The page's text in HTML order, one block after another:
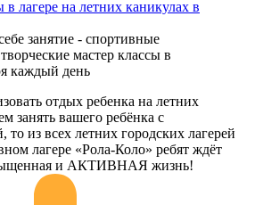
занятие - спортивные
мастер классы в
каждый день
отдых ребенка на летних
занять вашего ребёнка с
то из всех летних городских лагерей
лагере «Рола-Коло» ребят ждёт
и АКТИВНАЯ жизнь!